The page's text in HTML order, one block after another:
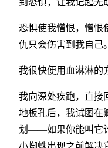
恐惧使我憎恨，憎恨
仇只会伤害到我自己。
我很快便用血淋淋的
我向深处疾跑，直接
地板孔后，我试图在
划——如果你能叫它
小蜘蛛出现之前解决